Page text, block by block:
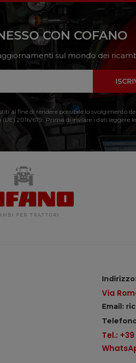
CON COFANO
sul mondo dei
al fine di rendere possibile lo
2016/679. Prima di inviare i dati leggere
Via
Email:
Tel.: